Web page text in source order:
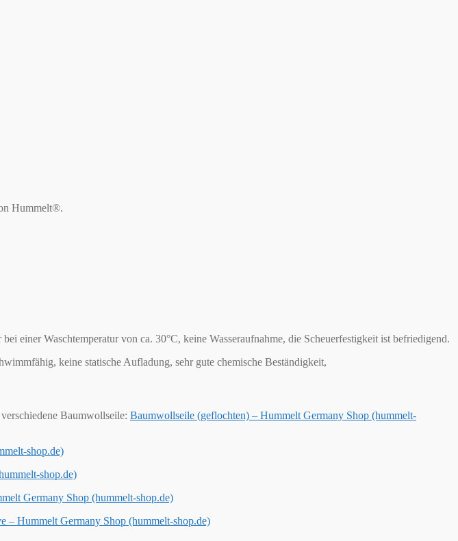
Hummelt®.
einer Waschtemperatur von ca. 30°C, keine Wasseraufnahme, die Scheuerfestigkeit ist befriedigend.
keine statische Aufladung, sehr gute chemische Beständigkeit,
Baumwollseile: Baumwollseile (geflochten) – Hummelt Germany Shop (hummelt-
shop.de)
shop.de)
Germany Shop (hummelt-shop.de)
– Hummelt Germany Shop (hummelt-shop.de)